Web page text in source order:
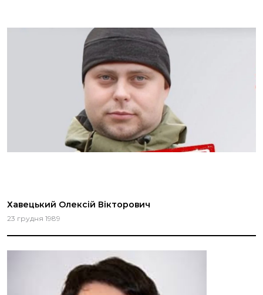
Хавецький Олексій Вікторович
23 грудня 1989